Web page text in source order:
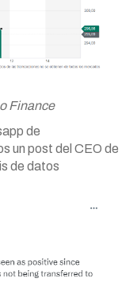
Finance
de
un post del CEO de
de datos